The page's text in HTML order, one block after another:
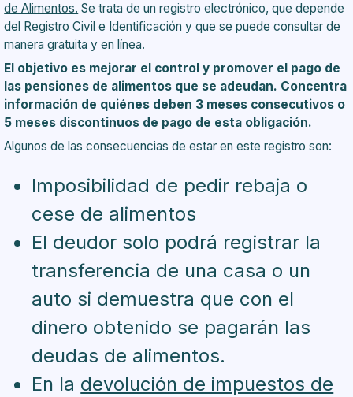
de Alimentos. Se trata de un registro electrónico, que depende
del Registro Civil e Identificación y que se puede consultar de
manera gratuita y en línea.
El objetivo es mejorar el control y promover el pago de
las pensiones de alimentos que se adeudan. Concentra
información de quiénes deben 3 meses consecutivos o
5 meses discontinuos de pago de esta obligación.
Algunos de las consecuencias de estar en este registro son:
Imposibilidad de pedir rebaja o
cese de alimentos
El deudor solo podrá registrar la
transferencia de una casa o un
auto si demuestra que con el
dinero obtenido se pagarán las
deudas de alimentos.
En la devolución de impuestos de